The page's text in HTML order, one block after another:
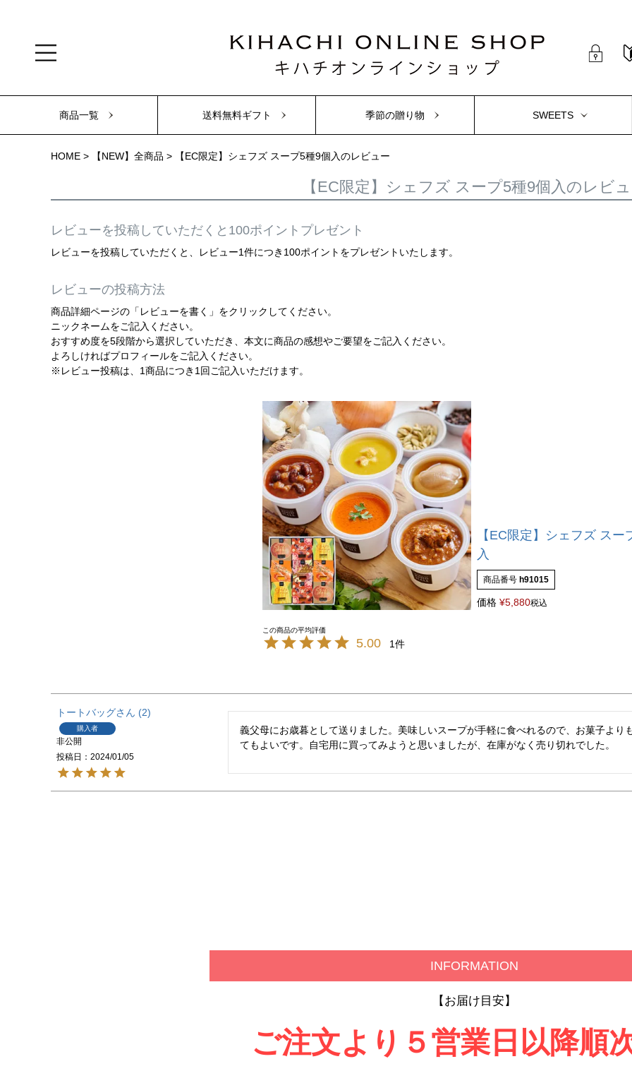
商品一覧 送料無料ギフト 季節の贈り物 SWEETS
HOME 【NEW】全商品 【EC限定】シェフズ スープ5種9個入のレビュー
【EC限定】シェフズ スープ5種9個入のレビ
レビューを投稿していただくと100ポイントプレゼント
レビューを投稿していただくと、レビュー1件につき100ポイントをプレゼントいたします。
レビューの投稿方法
商品詳細ページの「レビューを書く」をクリックしてください。
ニックネームをご記入ください。
おすすめ度を5段階から選択していただき、本文に商品の感想やご要望をご記入ください。
よろしければプロフィールをご記入ください。
※レビュー投稿は、1商品につき1回ご記入いただけます。
【EC限定】シェフズ スー
入
商品番号 h91015
価格 ¥5,880税込
5.00 1
トートバッグ 2
購入者
非公開
投稿日
2024/01/05
義父母にお歳暮として送りました。美味しいスープが手軽に食べれるので、お菓子より
てもよいです。自宅用に買ってみようと思いましたが、在庫がなく売り切れでした。
INFORMATION
【お届け目安】
ご注文より５営業日以降順